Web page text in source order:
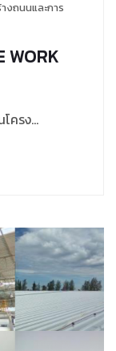
งถนนและการ
WORK
โครง…